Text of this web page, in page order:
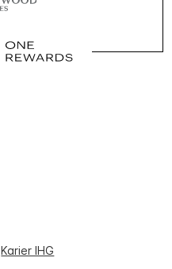
Karier IHG